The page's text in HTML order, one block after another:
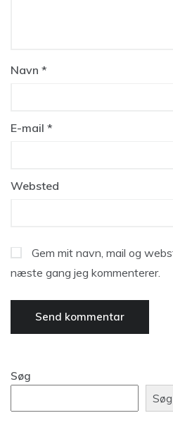
Navn *
E-mail *
Websted
Gem mit navn, mail og
næste gang jeg kommenterer.
Søg
Søg